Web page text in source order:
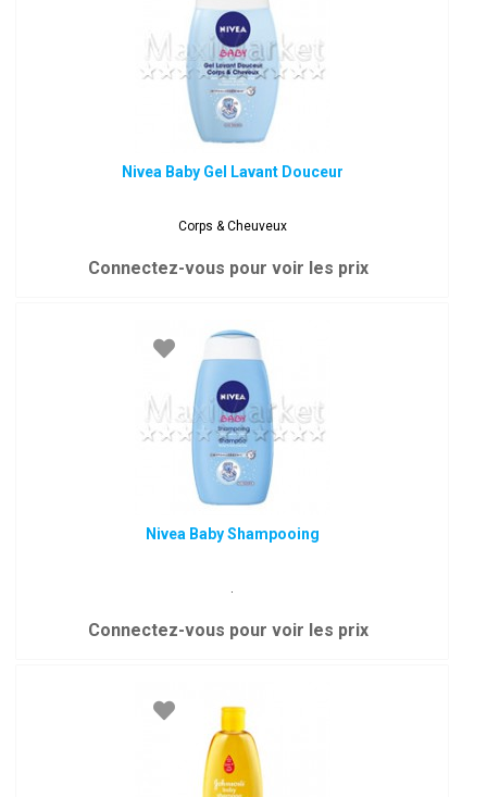
Nivea Baby Gel Lavant Douceur
Corps & Cheuveux
Connectez-vous pour voir les prix
Nivea Baby Shampooing
.
Connectez-vous pour voir les prix